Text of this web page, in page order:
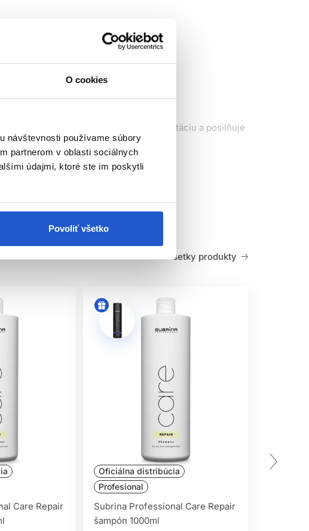
O cookies
návštevnosti používame súbory
partnerom v oblasti sociálnych
údajmi, ktoré ste im poskytli
Povoliť všetko
kyseliny. Olej poskytuje hĺbkovú hydratáciu a posilňuje
a spomaľuje starnutie.
prirodzenú rovnováhu a hydratáciu.
Všetky produkty
Care Repair
Oficiálna distribúcia
Profesional
Subrina Professional Care Repair
šampón 1000ml